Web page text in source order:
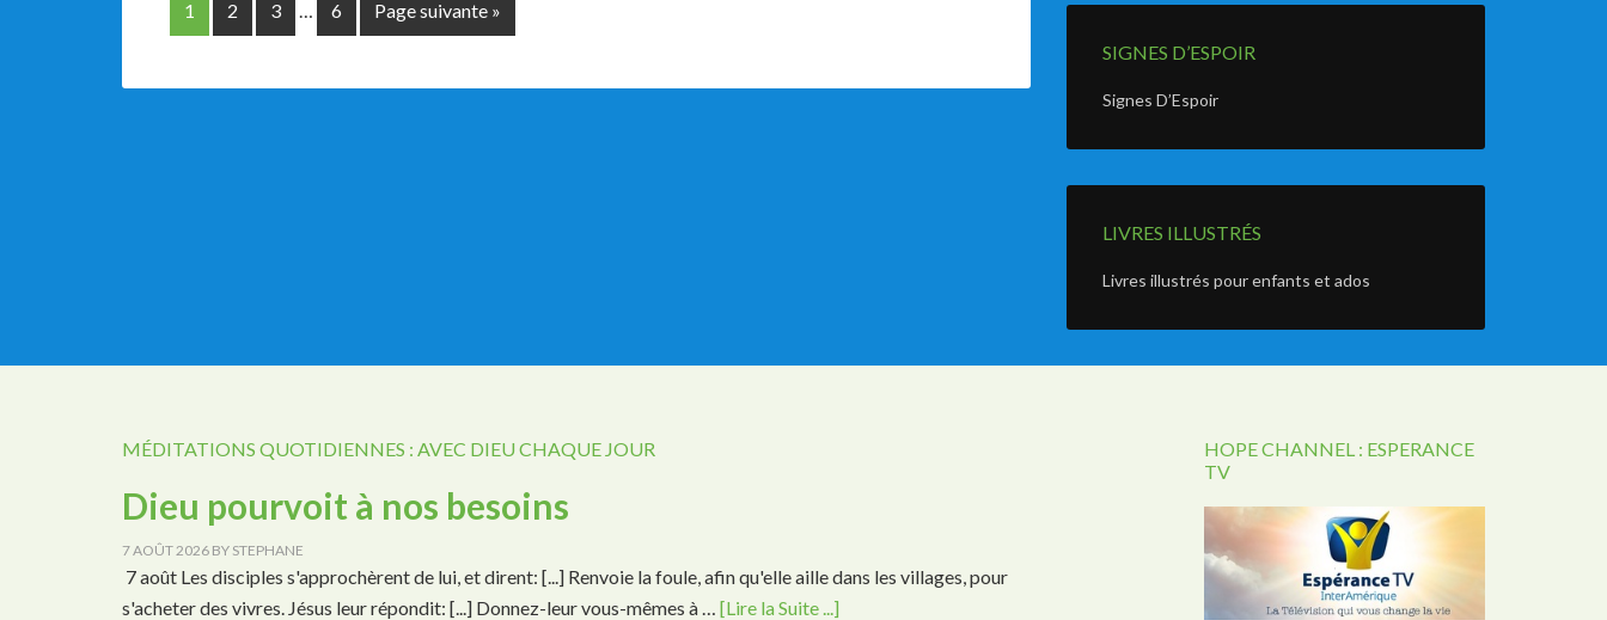
1 2 3 … 6 Page suivante »
SIGNES D’ESPOIR
Signes D’Espoir
LIVRES ILLUSTRÉS
Livres illustrés pour enfants et ados
MÉDITATIONS QUOTIDIENNES : AVEC DIEU CHAQUE JOUR
Dieu pourvoit à nos besoins
7 AOÛT 2026 BY STEPHANE
7 août Les disciples s'approchèrent de lui, et dirent: [...] Renvoie la foule, afin qu'elle aille dans les villages, pour
s'acheter des vivres. Jésus leur répondit: [...] Donnez-leur vous-mêmes à … [Lire la Suite ...]
HOPE CHANNEL : ESPERANCE
TV